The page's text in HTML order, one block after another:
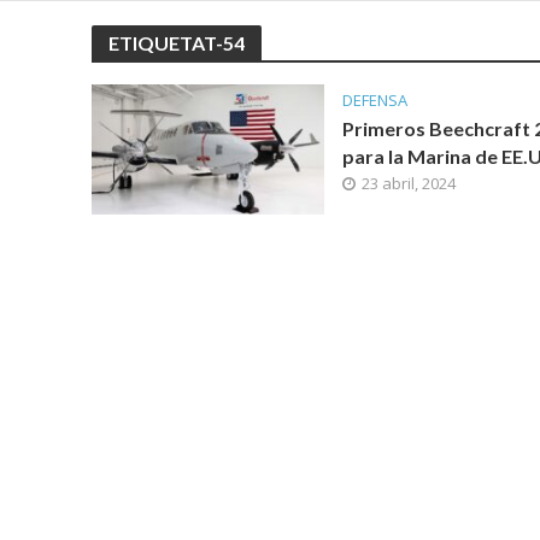
ETIQUETAT-54
DEFENSA
Primeros Beechcraft
para la Marina de
23 abril, 2024